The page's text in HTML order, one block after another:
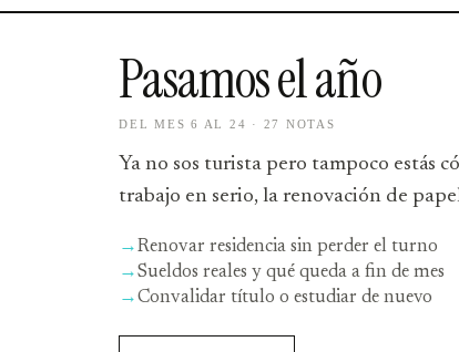
Pasamos el año
DEL MES 6 AL 24 · 27 NOTAS
Ya no sos turista pero tampoco estás
trabajo en serio, la renovación de
→Renovar residencia sin perder el turno
→Sueldos reales y qué queda a fin de mes
→Convalidar título o estudiar de nuevo